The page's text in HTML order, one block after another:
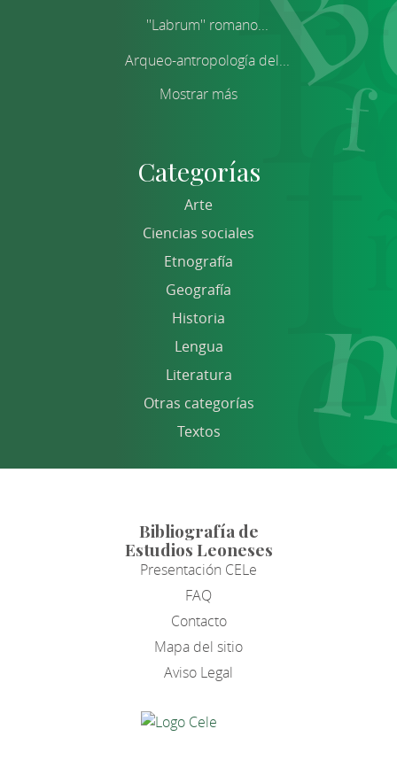
''Labrum'' romano...
Arqueo-antropología del...
Mostrar más
Categorías
Arte
Ciencias sociales
Etnografía
Geografía
Historia
Lengua
Literatura
Otras categorías
Textos
Bibliografía de
Estudios Leoneses
Presentación CELe
FAQ
Contacto
Mapa del sitio
Aviso Legal